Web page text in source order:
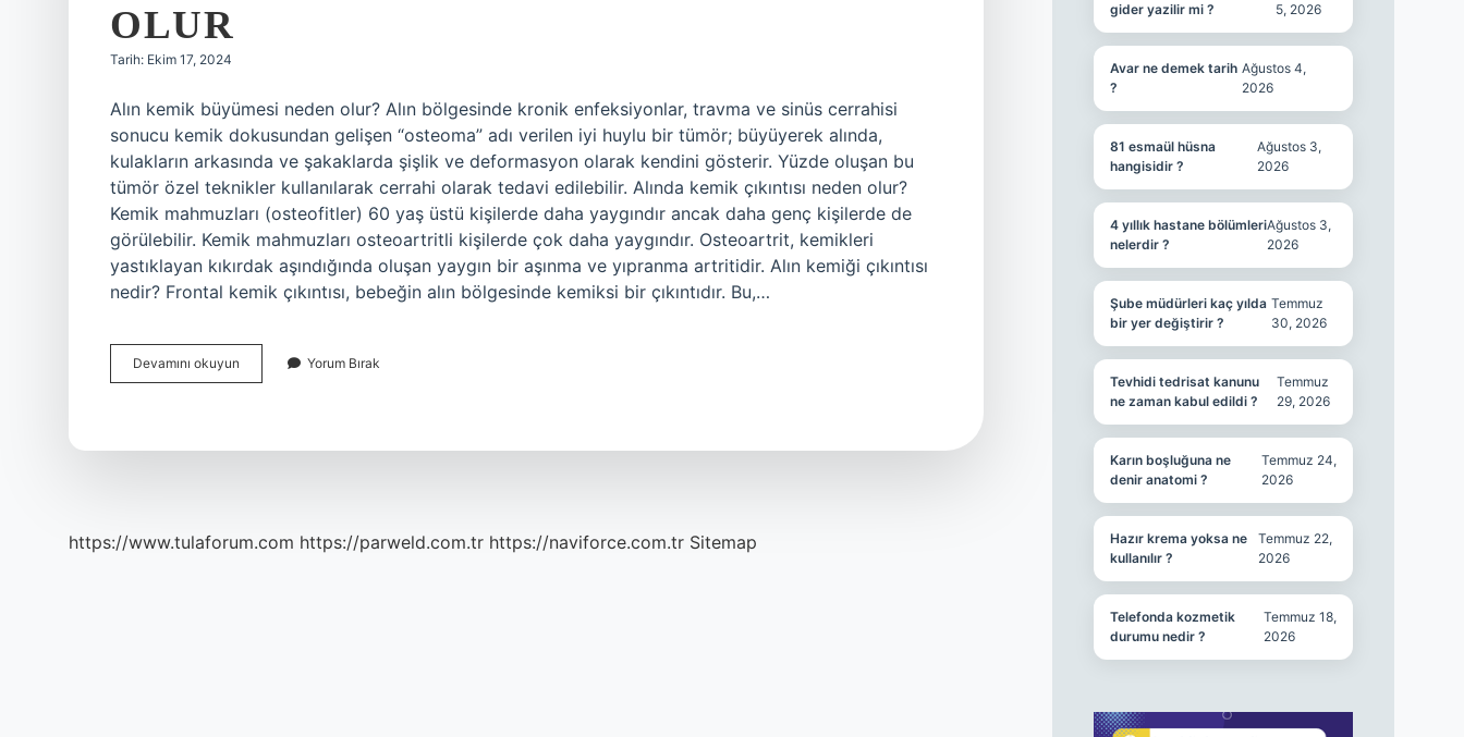
OLUR
Tarih: Ekim 17, 2024
Alın kemik büyümesi neden olur? Alın bölgesinde kronik enfeksiyonlar, travma ve sinüs cerrahisi
sonucu kemik dokusundan gelişen “osteoma” adı verilen iyi huylu bir tümör; büyüyerek alında,
kulakların arkasında ve şakaklarda şişlik ve deformasyon olarak kendini gösterir. Yüzde oluşan bu
tümör özel teknikler kullanılarak cerrahi olarak tedavi edilebilir. Alında kemik çıkıntısı neden olur?
Kemik mahmuzları (osteofitler) 60 yaş üstü kişilerde daha yaygındır ancak daha genç kişilerde de
görülebilir. Kemik mahmuzları osteoartritli kişilerde çok daha yaygındır. Osteoartrit, kemikleri
yastıklayan kıkırdak aşındığında oluşan yaygın bir aşınma ve yıpranma artritidir. Alın kemiği çıkıntısı
nedir? Frontal kemik çıkıntısı, bebeğin alın bölgesinde kemiksi bir çıkıntıdır. Bu,…
Devamını okuyun
Kemik
Yorum Bırak
https://www.tulaforum.com https://parweld.com.tr https://naviforce.com.tr Sitemap
gider yazilir mi ?
5, 2026
Avar ne demek tarih
?
Ağustos 4,
2026
81 esmaül hüsna
hangisidir ?
Ağustos 3,
2026
4 yıllık hastane bölümleri
nelerdir ?
Ağustos 3,
2026
Şube müdürleri kaç yılda
bir yer değiştirir ?
Temmuz
30, 2026
Tevhidi tedrisat kanunu
ne zaman kabul edildi ?
Temmuz
29, 2026
Karın boşluğuna ne
denir anatomi ?
Temmuz 24,
2026
Hazır krema yoksa ne
kullanılır ?
Temmuz 22,
2026
Telefonda kozmetik
durumu nedir ?
Temmuz 18,
2026